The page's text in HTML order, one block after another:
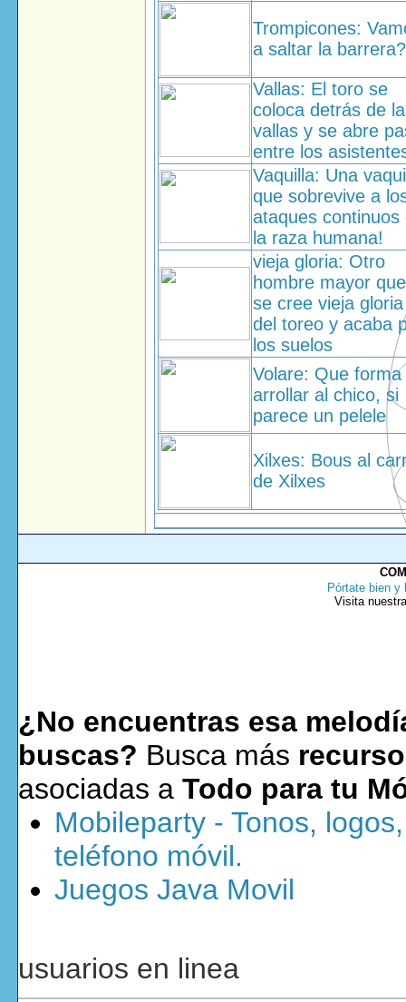
Trompicones:
a saltar la barrera?
Vallas: El toro se
coloca detrás de
vallas y se abre
entre los
Vaquilla: Una
que sobrevive a
ataques continuos
la raza humana!
vieja gloria: Otro
hombre mayor que
se cree vieja gloria
del toreo y acaba
los suelos
Volare: Que forma
arrollar al chico, si
parece un pelele
Xilxes: Bous al
de Xilxes
Pórtate bien y
Visita
¿No encuentras esa
buscas? Busca más
asociadas a Todo para tu
Mobileparty - Tonos,
teléfono móvil.
Juegos Java Movil
usuarios en linea